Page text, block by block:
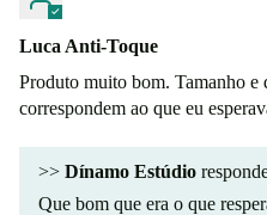
Luca Anti-Toque
Produto muito bom. Tamanho e
correspondem ao que eu
>> Dínamo Estúdio
Que bom que era o que